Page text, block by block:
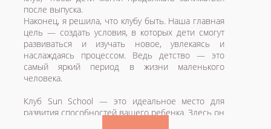
после выпуска.
Наконец, я решила, что клубу быть. Наша главная
цель — создать условия, в которых дети смогут
развиваться и изучать новое, увлекаясь и
наслаждаясь процессом. Ведь детство — это
самый яркий период в жизни маленького
человека.
Клуб Sun School — это идеальное место для
развития способностей вашего ребенка. Здесь он